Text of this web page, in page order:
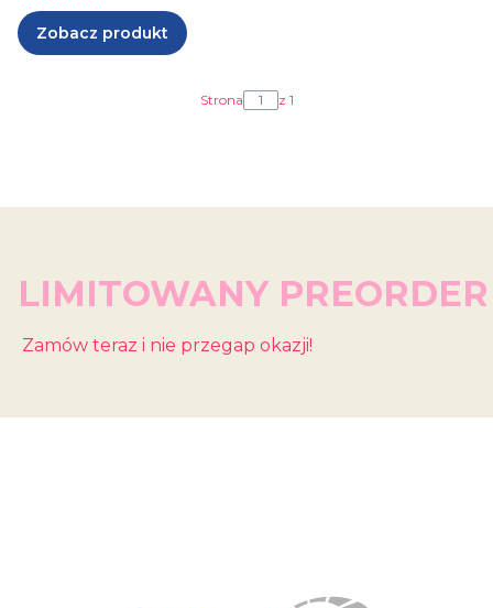
Zobacz produkt
Strona z 1
LIMITOWANY PREORDER
Zamów teraz i nie przegap okazji!